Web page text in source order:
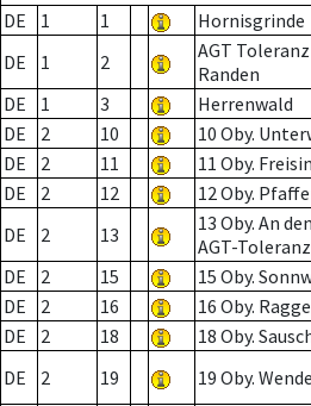
DE 1 1 Hornisgrinde
DE
1 2
AGT
Randen
DE
1 3 Herrenwald
DE
2 10 10 Oby.
DE
2 11 11 Oby.
DE
2 12 12 Oby.
DE
2 13
13 Oby. An
AGT-
DE
2 15 15 Oby.
DE
2 16 16 Oby.
DE
2 18 18 Oby.
DE
2 19 19 Oby.